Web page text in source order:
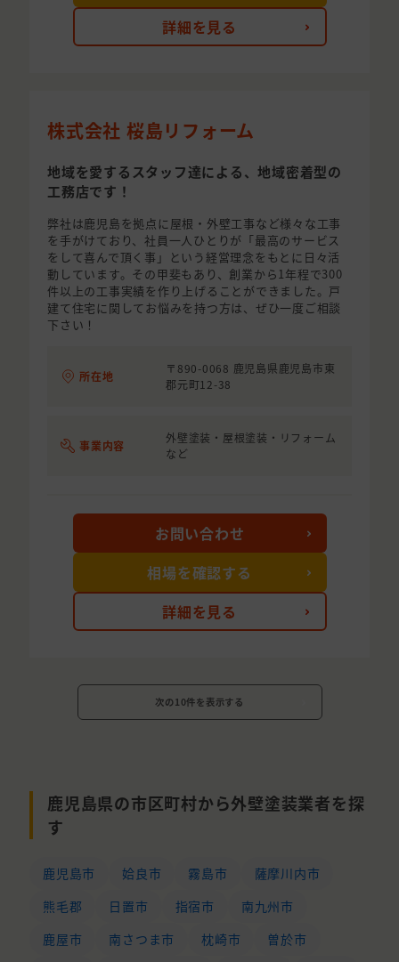
詳細を見る
株式会社 桜島リフォーム
地域を愛するスタッフ達による、地域密着型の
工務店です！
弊社は鹿児島を拠点に屋根・外壁工事など様々な工事
を手がけており、社員一人ひとりが「最高のサービス
をして喜んで頂く事」という経営理念をもとに日々活
動しています。その甲斐もあり、創業から1年程で300
件以上の工事実績を作り上げることができました。戸
建て住宅に関してお悩みを持つ方は、ぜひ一度ご相談
下さい！
所在地
〒890-0068 鹿児島県鹿児島市東
郡元町12-38
事業内容
外壁塗装・屋根塗装・リフォーム
など
詳細を見る
お問い合わせ
相場を確認する
次の10件を表示する
鹿児島県の市区町村から外壁塗装業者を探
す
鹿児島市 姶良市 霧島市
薩摩川内市
熊毛郡
日置市 指宿市
南九州市
鹿屋市
南さつま市 枕崎市
曽於市